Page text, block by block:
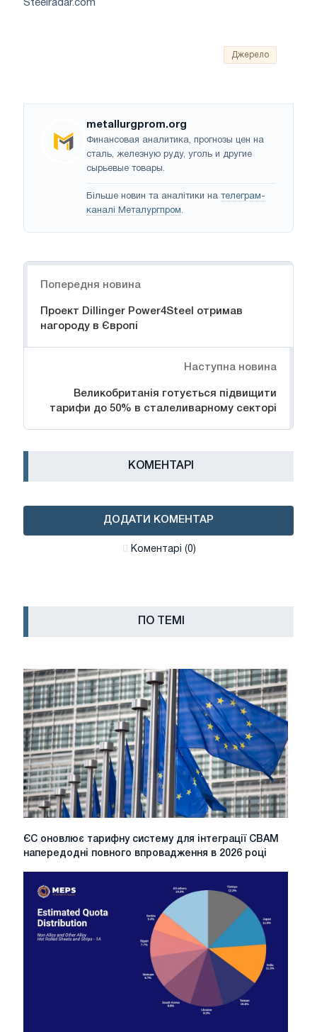
Steelradar.com
Джерело
metallurgprom.org
Финансовая аналитика, прогнозы цен на
сталь, железную руду, уголь и другие
сырьевые товары.
Більше новин та аналітики на телеграм-
каналі Металургпром.
Попередня новина
Проект Dillinger Power4Steel отримав
нагороду в Європі
Наступна новина
Великобританія готується підвищити
тарифи до 50% в сталеливарному секторі
КОМЕНТАРІ
ДОДАТИ КОМЕНТАР
Коментарі (0)
ПО ТЕМІ
ЄС
для
інтеграції
CBAM
напередодні
ЄС оновлює тарифну систему для інтеграції CBAM
напередодні повного впровадження в 2026 році